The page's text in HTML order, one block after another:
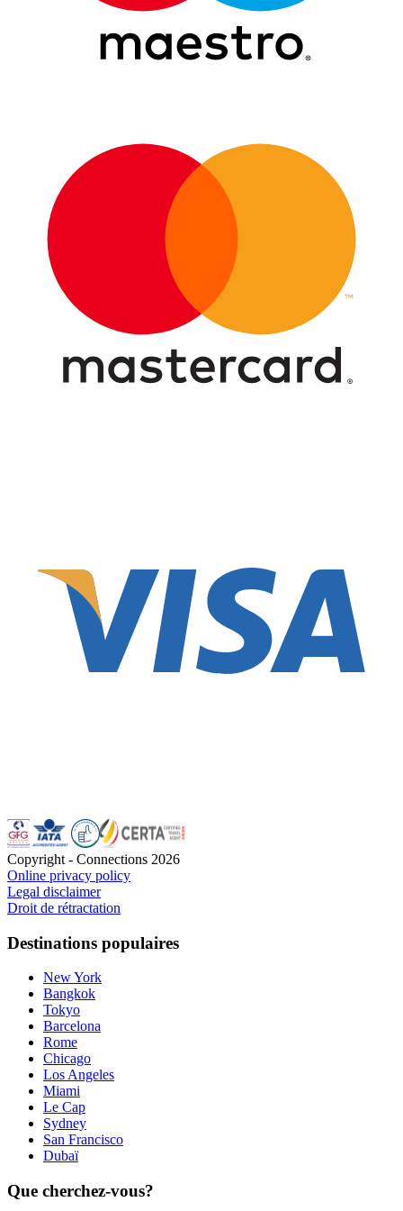
Copyright - Connections 2026
Online privacy policy
Legal disclaimer
Droit de rétractation
Destinations populaires
New York
Bangkok
Tokyo
Barcelona
Rome
Chicago
Los Angeles
Miami
Le Cap
Sydney
San Francisco
Dubaï
Que cherchez-vous?